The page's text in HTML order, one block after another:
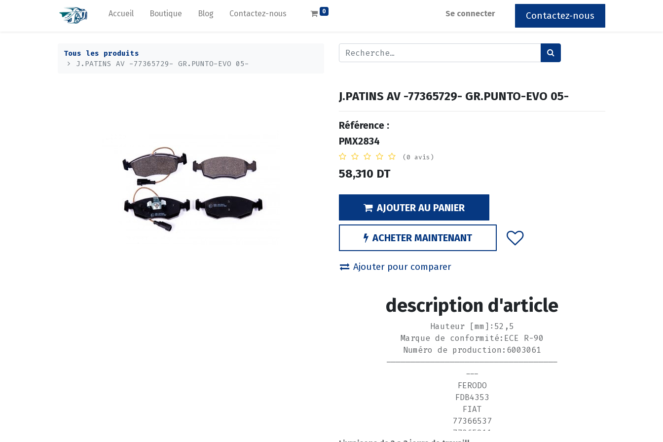
Accueil Boutique Blog Contactez-nous 0 Se connecter Contactez-nous
Tous les produits
J.PATINS AV -77365729- GR.PUNTO-EVO 05-
J.PATINS AV -77365729- GR.PUNTO-EVO 05-
Référence :
PMX2834
(0 avis)
58,310 DT
AJOUTER AU PANIER
ACHETER MAINTENANT
Ajouter pour comparer
description d'article
Hauteur [mm]:52,5
Marque de conformité:ECE R-90
Numéro de production:6003061
-----------------------------------
---
FERODO
FDB4353
FIAT
77366537
77365811